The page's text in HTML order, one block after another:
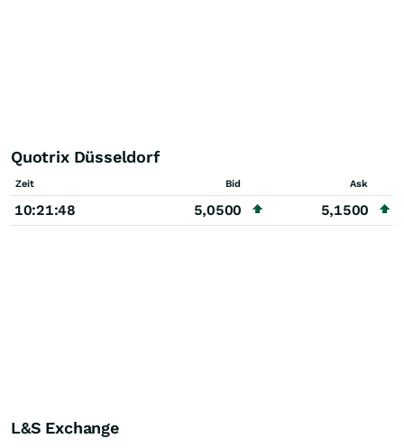
Quotrix Düsseldorf
Zeit Bid Ask
10:21:48 5,0500 5,1500
L&S Exchange